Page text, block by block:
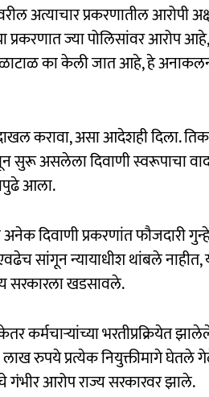
अत्याचार प्रकरणातील
ज्या पोलिसांवर आरोप
का केली जात आहे, हे
करावा, असा आदेशही दिला.
असलेला दिवाणी स्वरूपाचा वाद
आला.
अनेक दिवाणी प्रकरणांत
सांगून न्यायाधीश थांबले नाहीत,
सरकारला खडसावले.
कर्मचाऱ्यांच्या भरतीप्रक्रियेत
रुपये प्रत्येक नियुक्तीमागे घेतले
गंभीर आरोप राज्य सरकारवर झाले.